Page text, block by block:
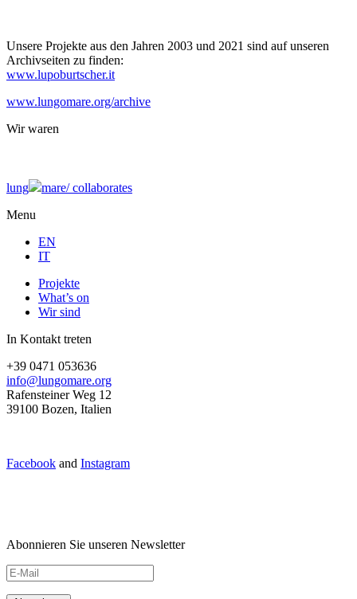
Unsere Projekte aus den Jahren 2003 und 2021 sind auf unseren
Archivseiten zu finden:
www.lupoburtscher.it
www.lungomare.org/archive
Wir waren
lung mare/collaborates
Menu
EN
IT
Projekte
What’s on
Wir sind
In Kontakt treten
+39 0471 053636
info@lungomare.org
Rafensteiner Weg 12
39100 Bozen, Italien
Facebook and Instagram
Abonnieren Sie unseren Newsletter